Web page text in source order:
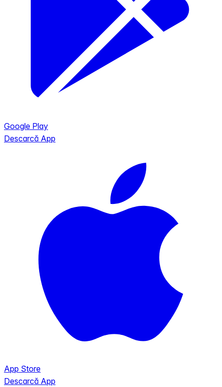
Google Play
Descarcă App
App Store
Descarcă App